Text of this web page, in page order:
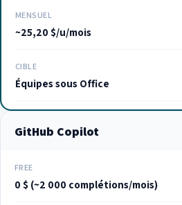
MENSUEL
~25,20 $/u/mois
CIBLE
Équipes sous Office
GitHub Copilot
FREE
0 $ (~2 000 complétions/mois)